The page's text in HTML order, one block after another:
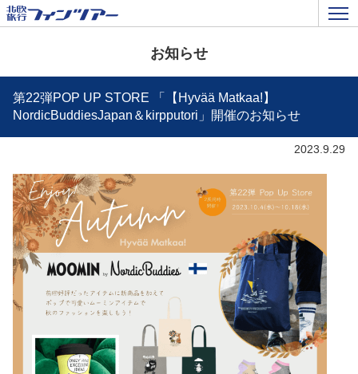
お知らせ
第22弾POP UP STORE 「【Hyvää Matkaa!】
NordicBuddiesJapan＆kirpputori」開催のお知らせ
2023.9.29